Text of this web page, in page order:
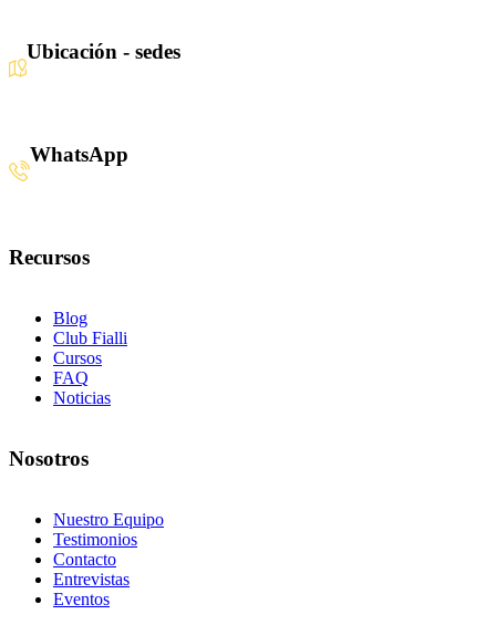
Ubicación - sedes
WhatsApp
Recursos
Blog
Club Fialli
Cursos
FAQ
Noticias
Nosotros
Nuestro Equipo
Testimonios
Contacto
Entrevistas
Eventos